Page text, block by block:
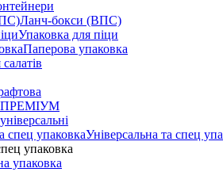
Ланч-бокси (ВПС)
Упаковка для піци
Паперова упаковка
ПРЕМІУМ
Універсальна та спец
упаковка
упаковка